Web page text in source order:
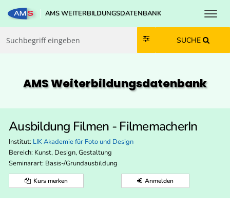
Zum Inhalt springen
Zum Navmenü springen
Zur Suche springen
Zur Footer springen
AMS WEITERBILDUNGSDATENBANK
SUCHE
AMS Weiterbildungs­datenbank
Ausbildung Filmen - FilmemacherIn
Institut: LIK Akademie für Foto und Design
Bereich: Kunst, Design, Gestaltung
Seminarart: Basis-/Grundausbildung
Kurs merken Anmelden